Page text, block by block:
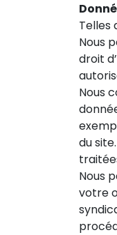
Telles
Nous
droit
Nous
du
Nous
votre